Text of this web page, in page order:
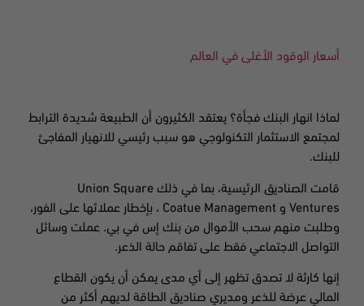
أسعار الوقود الأغلى في العالم
لماذا انهار البنك فجأة؟ يعتقد الكثيرون أن الطبيعة شديدة الترابط
لمجتمع الاستثمار التكنولوجي هو سبب رئيسي للانهيار المفاجئ
للبنك.
قامت الصناديق الرئيسية، بما في ذلك Union Square
Ventures و
بإخطار عملائها على الفور،
وطلبت منهم سحب الأموال من بنك إس في بي. عملت وسائل
التواصل الاجتماعي فقط على تفاقم حالة الذعر.
إنها كارثة لا تصدق تظهر إلى أي مدى يمكن أن يكون القطاع
المالي عرضة للذعر ومديري صناديق الطاقة لديهم أكثر من